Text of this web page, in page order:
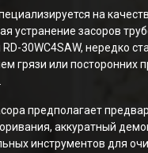
на
устранение засоров
30WC4SAW, нередко
грязи или посторонних
предполагает
аккуратный
инструментов для